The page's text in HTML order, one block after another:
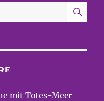
mit Totes-Meer